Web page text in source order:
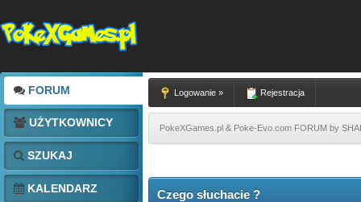
FORUM
UŻYTKOWNICY
SZUKAJ
KALENDARZ
Logowanie » Rejestracja
PokeXGames.pl & Poke-Evo.com FORUM by
Czego słuchacie ?